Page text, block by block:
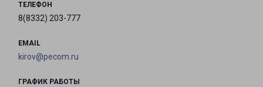
ТЕЛЕФОН
8(8332) 203-777
EMAIL
kirov@pecom.ru
ГРАФИК РАБОТЫ